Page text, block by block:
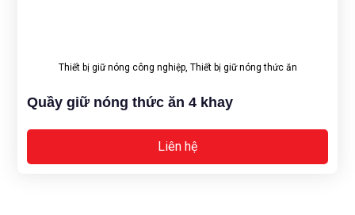
Thiết bị giữ nóng công nghiệp, Thiết bị giữ nóng thức ăn
Quầy giữ nóng thức ăn 4 khay
Liên hệ